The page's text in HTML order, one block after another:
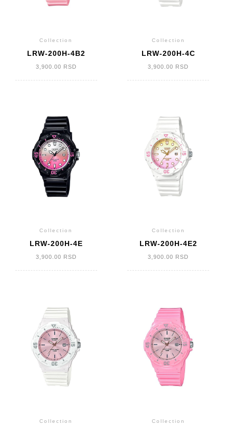
Collection
LRW-200H-4B2
3,900.00 RSD
Collection
LRW-200H-4C
3,900.00 RSD
Collection
LRW-200H-4E
3,900.00 RSD
Collection
LRW-200H-4E2
3,900.00 RSD
Collection Collection